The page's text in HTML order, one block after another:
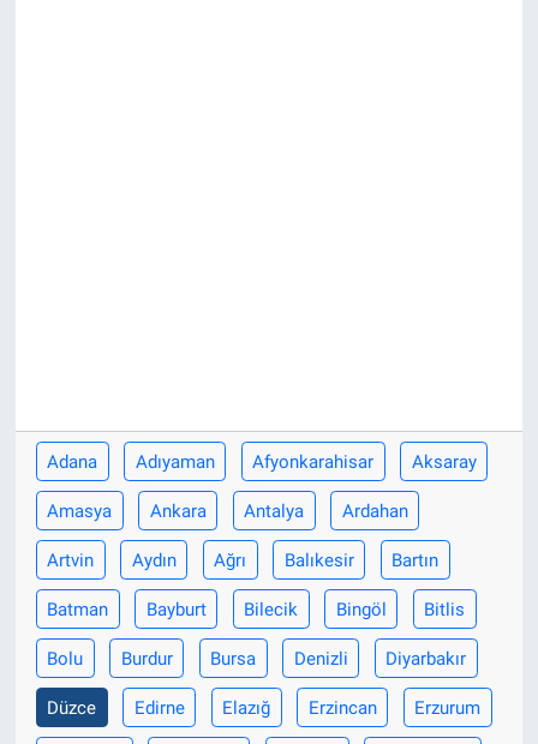
Adana Adıyaman Afyonkarahisar Aksaray
Amasya Ankara Antalya Ardahan
Artvin Aydın Ağrı Balıkesir Bartın
Batman Bayburt Bilecik Bingöl Bitlis
Bolu Burdur Bursa Denizli Diyarbakır
Düzce Edirne Elazığ Erzincan Erzurum